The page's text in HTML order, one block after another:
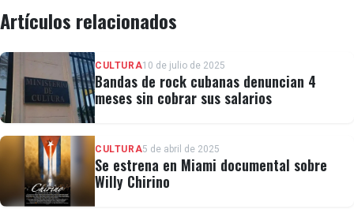
Artículos relacionados
CULTURA10 de julio de 2025
Bandas de rock cubanas denuncian 4
meses sin cobrar sus salarios
CULTURA5 de abril de 2025
Se estrena en Miami documental sobre
Willy Chirino